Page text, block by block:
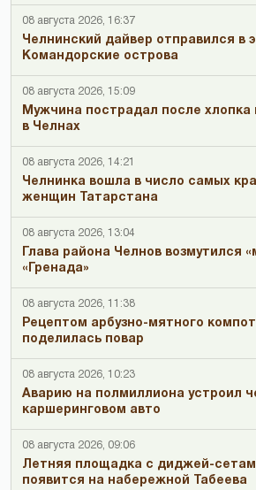
08 августа 2026, 16:37
Челнинский дайвер отправился в
Командорские острова
08 августа 2026, 15:09
Мужчина пострадал после хлопка
в Челнах
08 августа 2026, 14:21
Челнинка вошла в число самых
женщин Татарстана
08 августа 2026, 13:04
Глава района Челнов возмутился
«Гренада»
08 августа 2026, 11:38
Рецептом арбузно-мятного
поделилась повар
08 августа 2026, 10:23
Аварию на полмиллиона устроил
каршеринговом авто
08 августа 2026, 09:06
Летняя площадка с диджей-
появится на набережной Табеева